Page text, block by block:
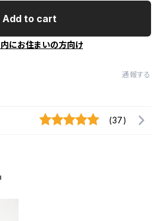
Add to cart
にお住まいの方向け
通報する
(37)